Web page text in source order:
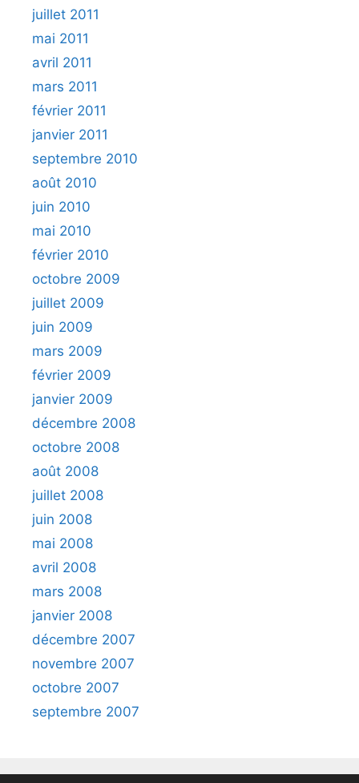
juillet 2011
mai 2011
avril 2011
mars 2011
février 2011
janvier 2011
septembre 2010
août 2010
juin 2010
mai 2010
février 2010
octobre 2009
juillet 2009
juin 2009
mars 2009
février 2009
janvier 2009
décembre 2008
octobre 2008
août 2008
juillet 2008
juin 2008
mai 2008
avril 2008
mars 2008
janvier 2008
décembre 2007
novembre 2007
octobre 2007
septembre 2007